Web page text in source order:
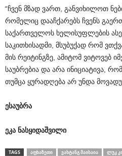
“ჩვენ მზად ვართ, განვიხილოთ
რომელიც დააჩქარებს ჩვენს
საქართველოს ხელისუფლების
საკითხისადმი, მსუბუქად რომ
მის რეიტინგზე, ამიტომ ვიტოვებ
საუბრებია და არა ინიციატივა,
თუმცა ყურადღება არ უნდა
ესაუბრა
ეკა ნასყიდაშვილი
TAGS ᲐᲤᲮᲐᲖᲔᲗᲘ ᲕᲐᲮᲢᲐᲜᲒ ᲛᲐᲘᲡᲐᲘᲐ ᲚᲣᲙ